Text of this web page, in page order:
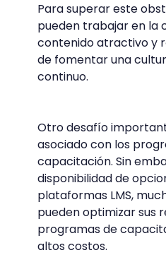
Para superar este
pueden trabajar en la
contenido atractivo y
de fomentar una
continuo.
Otro desafío
asociado con los
capacitación. Sin
disponibilidad de
plataformas LMS,
pueden optimizar sus
programas de
altos costos.